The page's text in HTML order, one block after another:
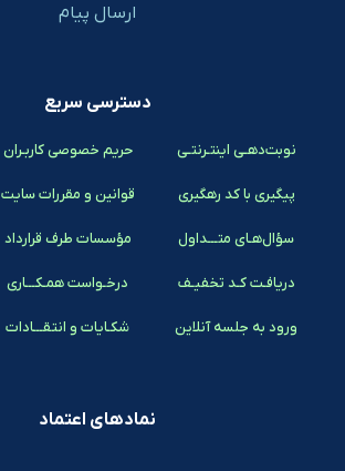
ارسال پیام
دسترسی سریع
نوبت‌دهـی اینتـرنتـی
پیگیری با کد رهگیری
سؤال‌هـای متـــداول
دریافـت کـد تخفیـف
ورود به جلسه آنلاین
حریم خصوصی کاربـران
قوانین و مقررات سایت
مؤسسات طرف قرارداد
درخـواست همـکـــاری
شکـایات و انتقـــادات
نمادهای اعتماد